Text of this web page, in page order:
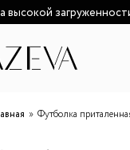
высокой
Футболка